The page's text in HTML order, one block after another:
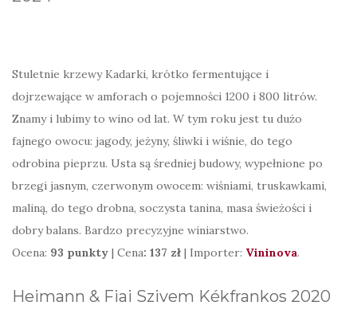
Stuletnie krzewy Kadarki, krótko fermentujące i
dojrzewające w amforach o pojemności 1200 i 800 litrów.
Znamy i lubimy to wino od lat. W tym roku jest tu dużo
fajnego owocu: jagody, jeżyny, śliwki i wiśnie, do tego
odrobina pieprzu. Usta są średniej budowy, wypełnione po
brzegi jasnym, czerwonym owocem: wiśniami, truskawkami,
maliną, do tego drobna, soczysta tanina, masa świeżości i
dobry balans. Bardzo precyzyjne winiarstwo.
Ocena: 93 punkty | Cena: 137 zł | Importer: Vininova.
Heimann & Fiai Szivem Kékfrankos 2020